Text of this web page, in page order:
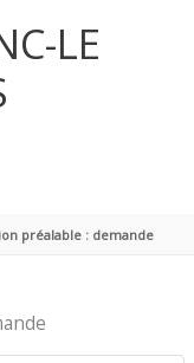
LE
préalable : demande